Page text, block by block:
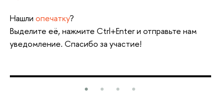
Нашли опечатку?
Выделите её, нажмите Ctrl+Enter и отправьте нам
уведомление. Спасибо за участие!